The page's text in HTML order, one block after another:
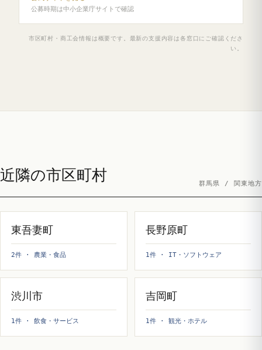
公募時期は中小企業庁サイトで確認
市区町村・商工会情報は概要です。最新の支援内容は各窓口にご確認くださ
い。
近隣の市区町村 群馬県 / 関東地方
東吾妻町
2件 · 農業・食品
長野原町
1件 · IT・ソフトウェア
渋川市
1件 · 飲食・サービス
吉岡町
1件 · 観光・ホテル